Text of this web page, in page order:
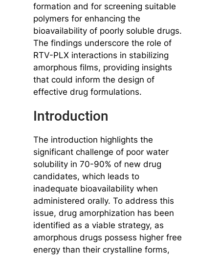
formation and for screening suitable
polymers for enhancing the
bioavailability of poorly soluble drugs.
The findings underscore the role of
RTV-PLX interactions in stabilizing
amorphous films, providing insights
that could inform the design of
effective drug formulations.
Introduction
The introduction highlights the
significant challenge of poor water
solubility in 70-90% of new drug
candidates, which leads to
inadequate bioavailability when
administered orally. To address this
issue, drug amorphization has been
identified as a viable strategy, as
amorphous drugs possess higher free
energy than their crystalline forms,